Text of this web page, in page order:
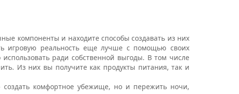
компоненты и находите способы создавать из них
игровую реальность еще лучше с помощью своих
ради собственной выгоды. В том числе
Из них вы получите как продукты питания, так и
комфортное убежище, но и пережить ночи,